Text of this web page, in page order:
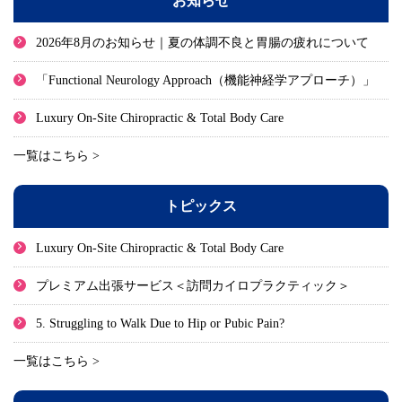
2026年8月のお知らせ｜夏の体調不良と胃腸の疲れについて
「Functional Neurology Approach（機能神経学アプローチ）」
Luxury On-Site Chiropractic & Total Body Care
一覧はこちら >
トピックス
Luxury On-Site Chiropractic & Total Body Care
プレミアム出張サービス＜訪問カイロプラクティック＞
5. Struggling to Walk Due to Hip or Pubic Pain?
一覧はこちら >